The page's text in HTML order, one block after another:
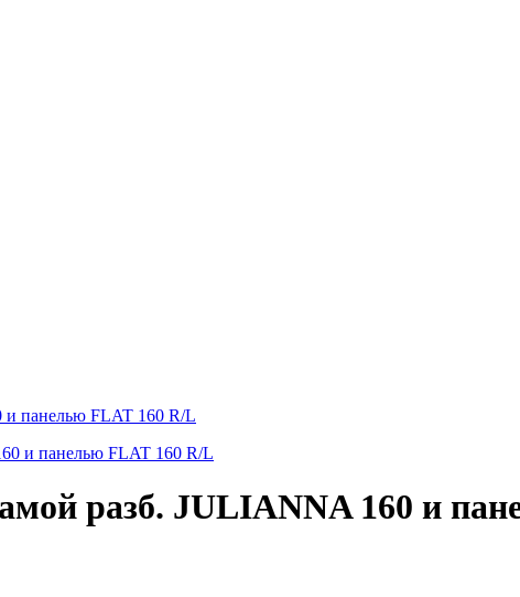
панелью FLAT 160 R/L
разб. JULIANNA 160 и